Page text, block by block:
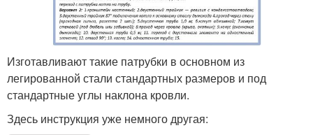
Изготавливают такие патрубки в основном из
легированной стали стандартных размеров и под
стандартные углы наклона кровли.
Здесь инструкция уже немного другая: